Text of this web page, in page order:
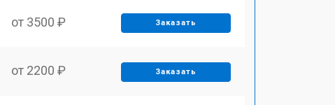
от 3500 ₽ Заказать
от 2200 ₽ Заказать